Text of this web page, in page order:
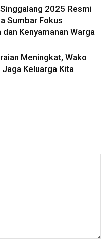
2025 Resmi
Sumbar Fokus
Kenyamanan Warga
Meningkat, Wako
Jaga Keluarga Kita